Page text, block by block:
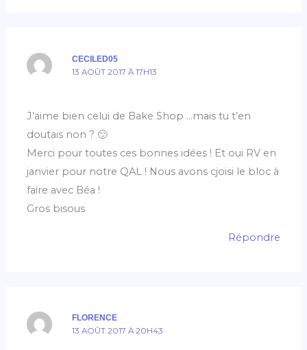
CECILED05
13 AOÛT 2017 À 17H13
J’aime bien celui de Bake Shop …mais tu t’en
doutais non ? 🙂
Merci pour toutes ces bonnes idées ! Et oui RV en
janvier pour notre QAL ! Nous avons cjoisi le bloc à
faire avec Béa !
Gros bisous
Répondre
FLORENCE
13 AOÛT 2017 À 20H43